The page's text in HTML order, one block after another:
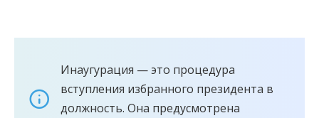
Инаугурация — это процедура
вступления избранного президента в
должность. Она предусмотрена